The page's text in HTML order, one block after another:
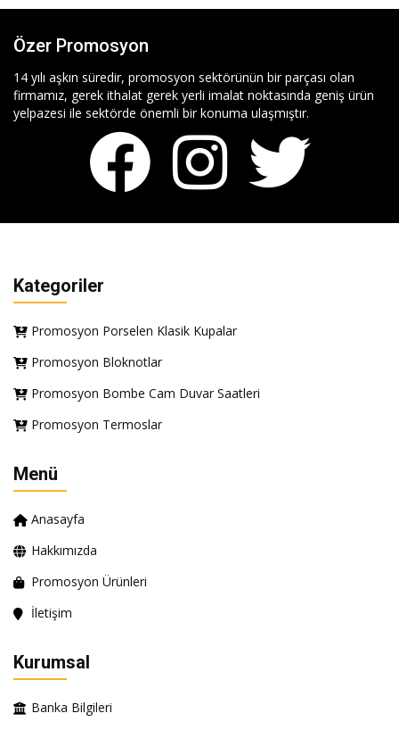
Özer Promosyon
14 yılı aşkın süredir, promosyon sektörünün bir parçası olan
firmamız, gerek ithalat gerek yerli imalat noktasında geniş ürün
yelpazesi ile sektörde önemli bir konuma ulaşmıştır.
Kategoriler
Promosyon Porselen Klasik Kupalar
Promosyon Bloknotlar
Promosyon Bombe Cam Duvar Saatleri
Promosyon Termoslar
Menü
Anasayfa
Hakkımızda
Promosyon Ürünleri
İletişim
Kurumsal
Banka Bilgileri